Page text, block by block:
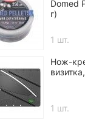
Domed
г)
1 шт.
Нож-
1 шт.